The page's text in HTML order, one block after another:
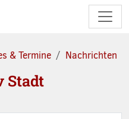
& Termine Nachrichten
Stadt